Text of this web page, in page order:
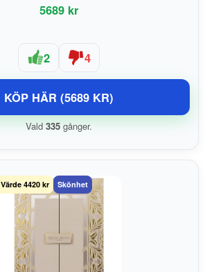
5689 kr
2 4
KÖP HÄR (5689 KR)
Vald 335 gånger.
Värde 4420 kr Skönhet